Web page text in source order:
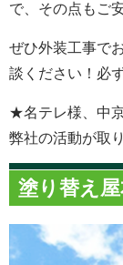
で、その点もご
ぜひ外装工事で
談ください！必
★名テレ様、中
弊社の活動が取
塗り替え